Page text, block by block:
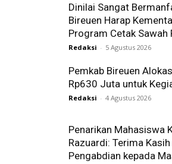
Dinilai Sangat
Bireuen Harap
Program Cetak Sawah
Redaksi - 5 Agustus 2026
Pemkab Bireuen
Rp630 Juta untuk
Redaksi - 4 Agustus 2026
Penarikan Mahasiswa
Razuardi: Terima
Pengabdian kepada